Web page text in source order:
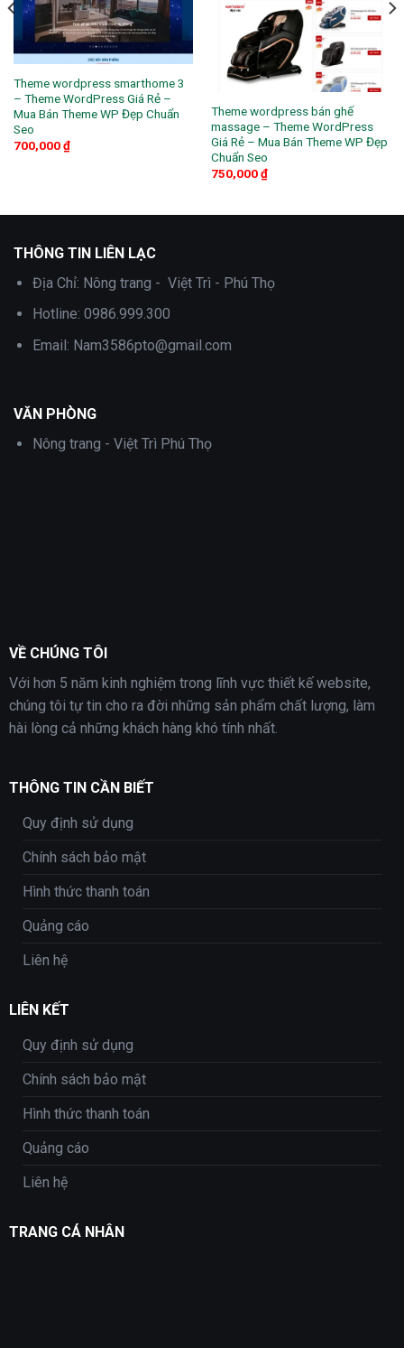
Theme wordpress smarthome 3
– Theme WordPress Giá Rẻ –
Mua Bán Theme WP Đẹp Chuẩn
Seo
700,000₫
Theme wordpress bán ghế
massage – Theme WordPress
Giá Rẻ – Mua Bán Theme WP Đẹp
Chuẩn Seo
750,000₫
THÔNG TIN LIÊN LẠC
Địa Chỉ: Nông trang - Việt Trì - Phú Thọ
Hotline: 0986.999.300
Email: Nam3586pto@gmail.com
VĂN PHÒNG
Nông trang - Việt Trì Phú Thọ
VỀ CHÚNG TÔI
Với hơn 5 năm kinh nghiệm trong lĩnh vực thiết kế website,
chúng tôi tự tin cho ra đời những sản phẩm chất lượng, làm
hài lòng cả những khách hàng khó tính nhất.
THÔNG TIN CẦN BIẾT
Quy định sử dụng
Chính sách bảo mật
Hình thức thanh toán
Quảng cáo
Liên hệ
LIÊN KẾT
Quy định sử dụng
Chính sách bảo mật
Hình thức thanh toán
Quảng cáo
Liên hệ
TRANG CÁ NHÂN